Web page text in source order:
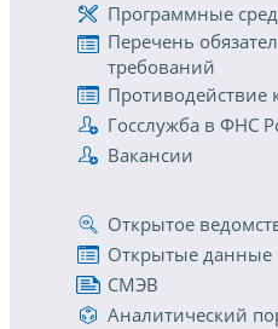
Программные
Перечень
требований
Противодействие
Госслужба в ФНС
Вакансии
Открытое
Открытые данные
СМЭВ
Аналитический